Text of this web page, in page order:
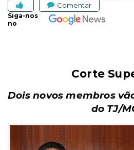
Comentar
Siga-nos
no
Corte
Dois novos membros
do TJ/